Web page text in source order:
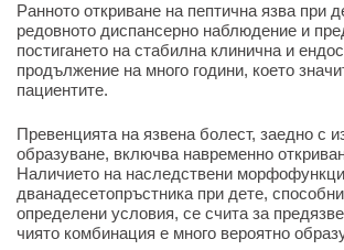
Ранното откриване на пептична язва при
редовното диспансерно наблюдение и
постигането на стабилна клинична и
продължение на много години, което
пациентите.
Превенцията на язвена болест, заедно с
образуване, включва навременно
Наличието на наследствени
дванадесетопръстника при дете,
определени условия, се счита за
чиято комбинация е много вероятно